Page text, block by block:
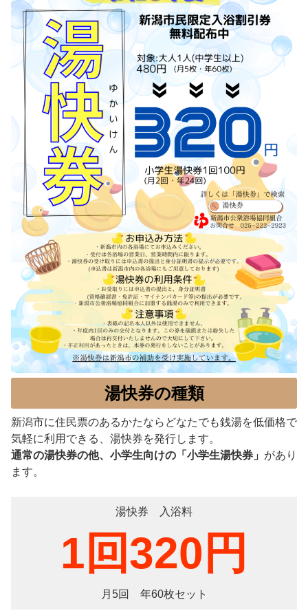
湯快券の種類
新潟市に住民票のあるかたならどなたでも銭湯を低価格で
気軽に利用できる、湯快券を発行します。
通常の湯快券の他、小学生向けの「小学生湯快券」 があり
ます。
湯快券 入浴料
1回320円
月5回 年60枚セット